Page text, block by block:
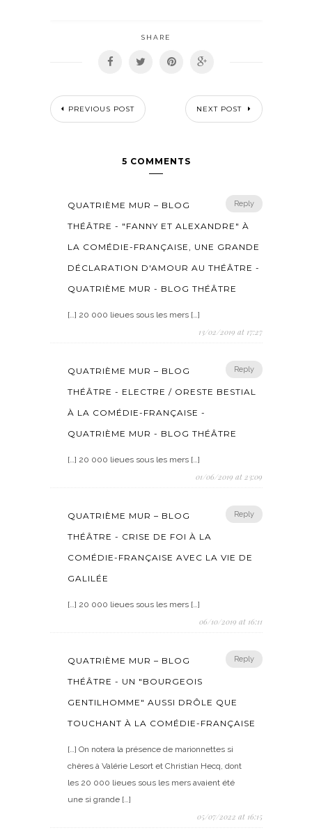
SHARE
PREVIOUS POST NEXT POST
5 COMMENTS
Reply
QUATRIÈME MUR – BLOG
THÉÂTRE - "FANNY ET ALEXANDRE" À
LA COMÉDIE-FRANÇAISE, UNE GRANDE
DÉCLARATION D'AMOUR AU THÉÂTRE -
QUATRIÈME MUR - BLOG THÉÂTRE
[…] 20 000 lieues sous les mers […]
13/02/2019 at 17:27
Reply
QUATRIÈME MUR – BLOG
THÉÂTRE - ELECTRE / ORESTE BESTIAL
À LA COMÉDIE-FRANÇAISE -
QUATRIÈME MUR - BLOG THÉÂTRE
[…] 20 000 lieues sous les mers […]
01/06/2019 at 23:09
Reply
QUATRIÈME MUR – BLOG
THÉÂTRE - CRISE DE FOI À LA
COMÉDIE-FRANÇAISE AVEC LA VIE DE
GALILÉE
[…] 20 000 lieues sous les mers […]
06/10/2019 at 16:11
Reply
QUATRIÈME MUR – BLOG
THÉÂTRE - UN "BOURGEOIS
GENTILHOMME" AUSSI DRÔLE QUE
TOUCHANT À LA COMÉDIE-FRANÇAISE
[…] On notera la présence de marionnettes si
chères à Valérie Lesort et Christian Hecq, dont
les 20 000 lieues sous les mers avaient été
une si grande […]
05/07/2022 at 16:15